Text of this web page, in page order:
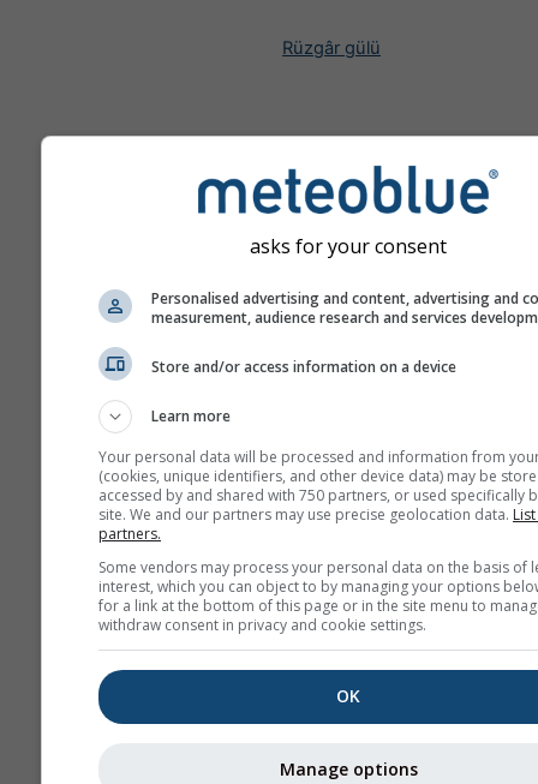
Rüzgâr gülü
asks for your consent
Personalised advertising and content, advertising and
measurement, audience research and services
Store and/or access information on a device
Learn more
Your personal data will be processed and information from
(cookies, unique identifiers, and other device data) may be
accessed by and shared with 750 partners, or used specifically
site. We and our partners may use precise geolocation data.
partners.
Some vendors may process your personal data on the basis of
interest, which you can object to by managing your options
for a link at the bottom of this page or in the site menu to
withdraw consent in privacy and cookie settings.
OK
Manage options